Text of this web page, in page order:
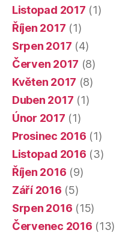
Listopad 2017 (1)
Říjen 2017 (1)
Srpen 2017 (4)
Červen 2017 (8)
Květen 2017 (8)
Duben 2017 (1)
Únor 2017 (1)
Prosinec 2016 (1)
Listopad 2016 (3)
Říjen 2016 (9)
Září 2016 (5)
Srpen 2016 (15)
Červenec 2016 (13)